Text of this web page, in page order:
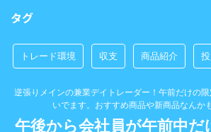
タグ
トレード環境 収支 商品紹介
逆張りメインの兼業デイトレーダー！午前だけの
いでます。おすすめ商品や新商品なんか
午後から会社員が午前中だ